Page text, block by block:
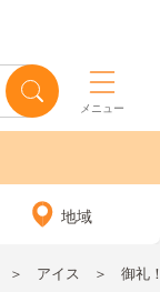
メニュー
地域
アイス 御礼